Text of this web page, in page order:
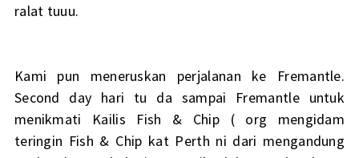
ralat tuuu.
Kami pun meneruskan perjalanan ke Fremantle.
Second day hari tu da sampai Fremantle untuk
menikmati Kailis Fish & Chip ( org mengidam
teringin Fish & Chip kat Perth ni dari mengandung